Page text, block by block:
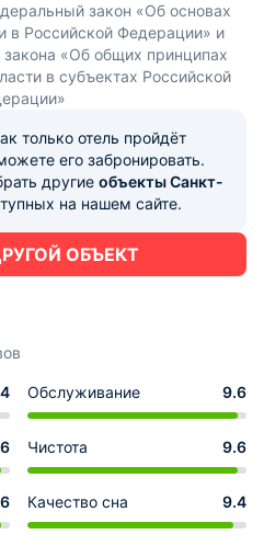
закон «Об основах
в Российской Федерации» и
«Об общих принципах
в субъектах Российской
только отель пройдёт
его забронировать.
другие объекты Санкт-
на нашем сайте.
ОБЪЕКТ
Обслуживание 9.6
Чистота 9.6
Качество сна 9.4